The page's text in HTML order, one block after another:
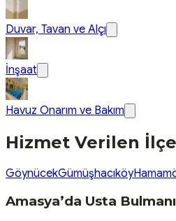
Duvar, Tavan ve Alçı
İnşaat
Havuz Onarım ve Bakım
Hizmet Verilen
GöynücekGümüşhacıköy
Amasya’da Usta